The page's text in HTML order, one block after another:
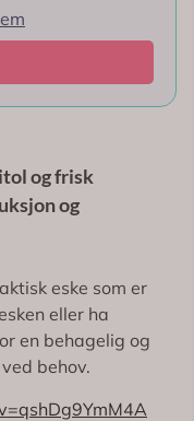
og frisk
og
eske som er
eller ha
en behagelig og
behov.